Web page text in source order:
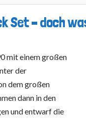
Set – doch
mit einem großen
der
dem großen
dann in den
und entwarf die